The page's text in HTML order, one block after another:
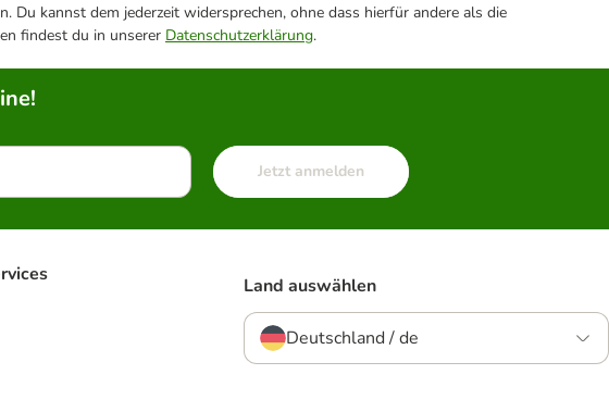
kannst dem jederzeit widersprechen, ohne dass hierfür andere als die
findest du in unserer Datenschutzerklärung.
Jetzt anmelden
Land auswählen
Deutschland / de